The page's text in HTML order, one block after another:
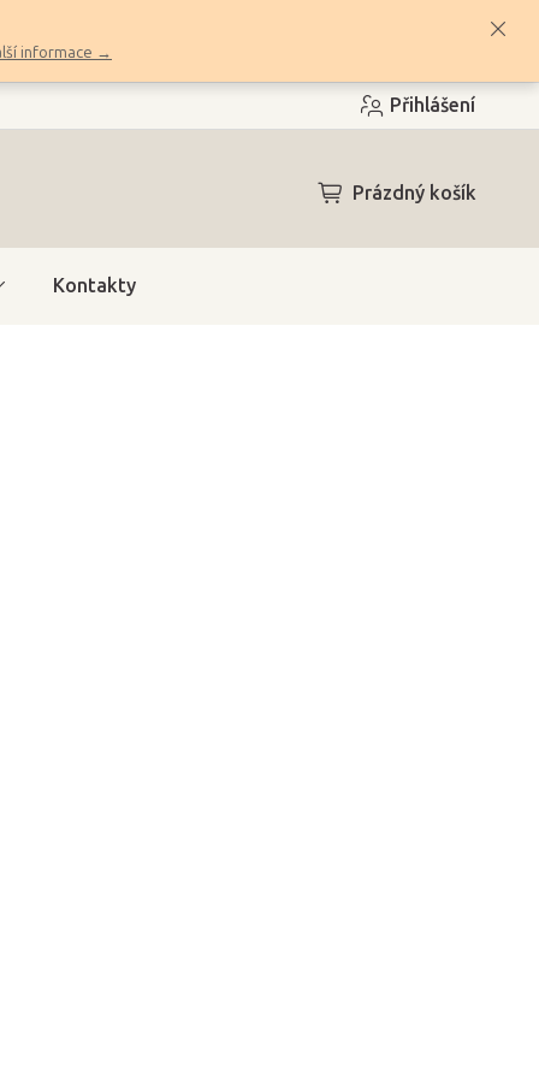
informace →
Přihlášení
NÁKUPNÍ
Prázdný košík
Kontakty